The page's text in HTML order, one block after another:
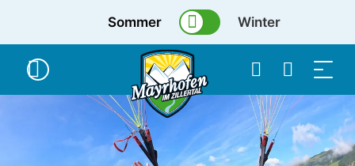
Sommer Winter